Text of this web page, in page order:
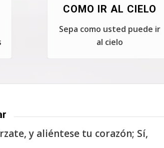
COMO IR AL CIELO
Sepa como usted puede ir
al cielo
y aliéntese tu corazón; Sí,